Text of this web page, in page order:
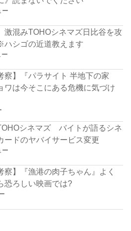
ー
激混みTOHOシネマズ日比谷を攻
シゴの近道教えます
ー
察】『パラサイト 半地下の家
ワは今そこにある危機に気づけ
シネマズ バイトが語るシネ
ードのヤバイサービス変更
ー
察】『漁港の肉子ちゃん』よく
恐ろしい映画では?